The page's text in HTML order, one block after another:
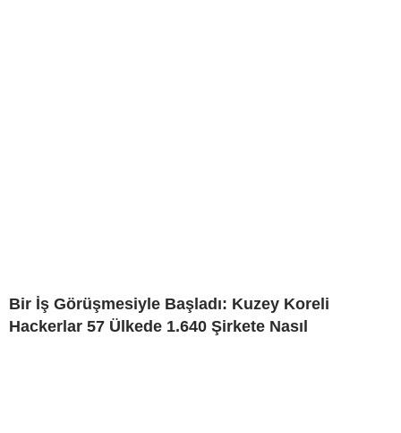
Bir İş Görüşmesiyle Başladı: Kuzey Koreli
Hackerlar 57 Ülkede 1.640 Şirkete Nasıl